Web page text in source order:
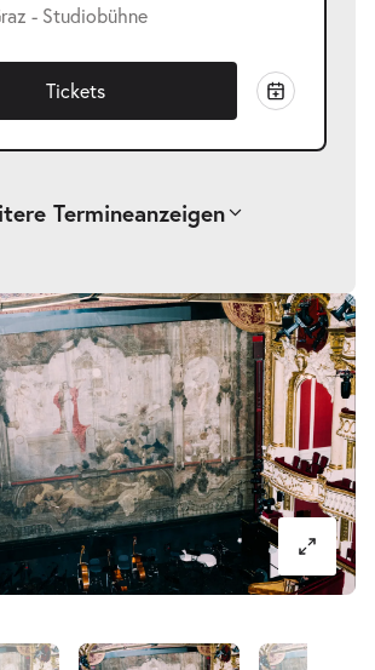
- Studiobühne
Tickets
Termineanzeigen
»La Damnation de
Uhr
Tickets
»Romeo und Julia«
So.
Uhr